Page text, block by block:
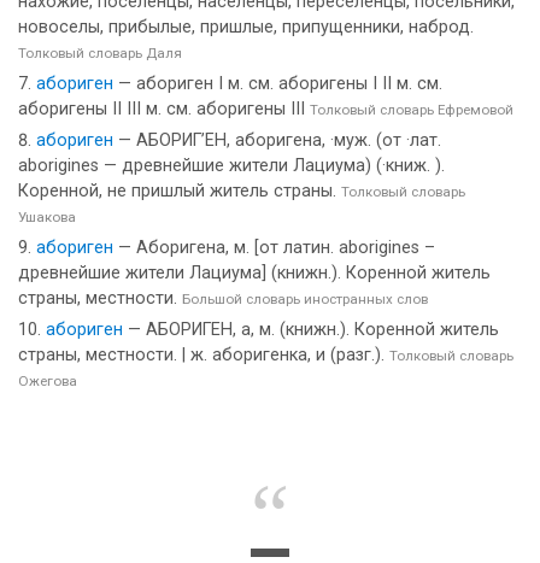
новоселы, прибылые, пришлые, припущенники, наброд.
Толковый словарь Даля
абориген — абориген I м. см. аборигены I II м. см.
аборигены II III м. см. аборигены III
Толковый словарь Ефремовой
абориген — АБОРИГ’ЕН, аборигена, ·муж. (от ·лат.
aborigines — древнейшие жители Лациума) (·книж. ).
Коренной, не пришлый житель страны. Толковый словарь
Ушакова
абориген — Аборигена, м. [от латин. aborigines –
древнейшие жители Лациума] (книжн.). Коренной житель
страны, местности. Большой словарь иностранных слов
абориген — АБОРИГЕН, а, м. (книжн.). Коренной житель
страны, местности. | ж. аборигенка, и (разг.). Толковый словарь
Ожегова